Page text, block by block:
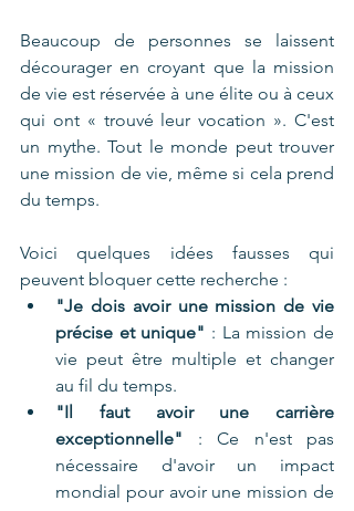
Beaucoup de personnes se laissent
décourager en croyant que la mission
de vie est réservée à une élite ou à ceux
qui ont « trouvé leur vocation ». C'est
un mythe. Tout le monde peut trouver
une mission de vie, même si cela prend
du temps.
Voici quelques idées fausses qui
peuvent bloquer cette recherche :
"Je dois avoir une mission de vie
précise et unique" : La mission de
vie peut être multiple et changer
au fil du temps.
"Il faut avoir une carrière
exceptionnelle" : Ce n'est pas
nécessaire d'avoir un impact
mondial pour avoir une mission de